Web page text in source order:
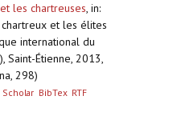
les chartreuses, in:
et les élites
international du
Saint-Étienne, 2013,
298)
BibTex RTF